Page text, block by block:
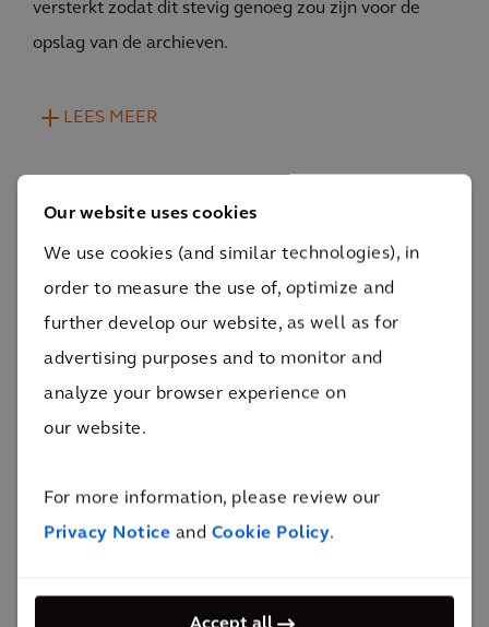
Our website uses cookies
We use cookies (and similar technologies), in
order to measure the use of, optimize and
further develop our website, as well as for
advertising purposes and to monitor and
analyze your browser experience on
our website.
For more information, please review our
Privacy Notice and Cookie Policy.
versterkt zodat dit stevig genoeg zou zijn voor de
opslag van de archieven.
LEES MEER
Impact
Door het toepassen van onze
duurzaamheidsexpertise en de laatste innovatieve
reductie van de warmtevraag
het behalen van de Europese klimaatdoelstellingen.